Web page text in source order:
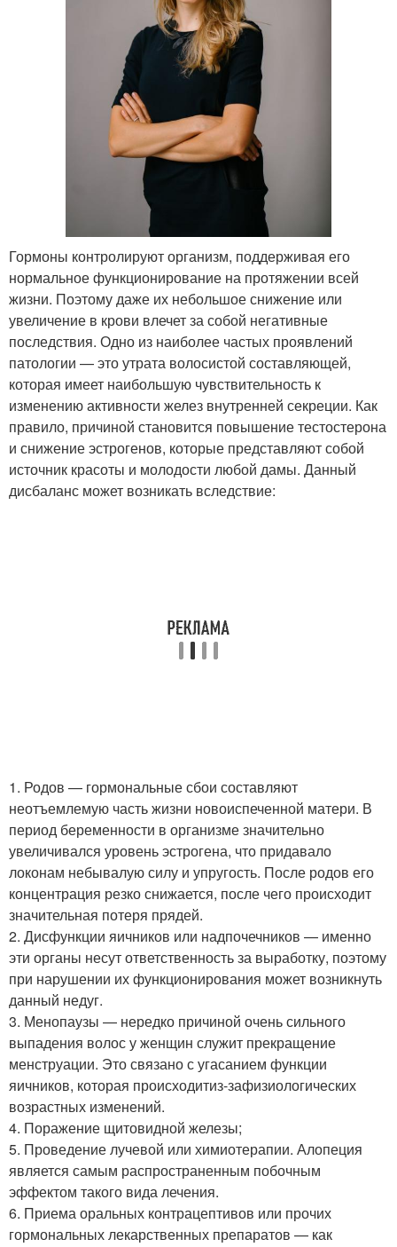
Гормоны контролируют организм, поддерживая его
нормальное функционирование на протяжении всей
жизни. Поэтому даже их небольшое снижение или
увеличение в крови влечет за собой негативные
последствия. Одно из наиболее частых проявлений
патологии — это утрата волосистой составляющей,
которая имеет наибольшую чувствительность к
изменению активности желез внутренней секреции. Как
правило, причиной становится повышение тестостерона
и снижение эстрогенов, которые представляют собой
источник красоты и молодости любой дамы. Данный
дисбаланс может возникать вследствие:
1. Родов — гормональные сбои составляют
неотъемлемую часть жизни новоиспеченной матери. В
период беременности в организме значительно
увеличивался уровень эстрогена, что придавало
локонам небывалую силу и упругость. После родов его
концентрация резко снижается, после чего происходит
значительная потеря прядей.
2. Дисфункции яичников или надпочечников — именно
эти органы несут ответственность за выработку, поэтому
при нарушении их функционирования может возникнуть
данный недуг.
3. Менопаузы — нередко причиной очень сильного
выпадения волос у женщин служит прекращение
менструации. Это связано с угасанием функции
яичников, которая происходитиз-зафизиологических
возрастных изменений.
4. Поражение щитовидной железы;
5. Проведение лучевой или химиотерапии. Алопеция
является самым распространенным побочным
эффектом такого вида лечения.
6. Приема оральных контрацептивов или прочих
гормональных лекарственных препаратов — как